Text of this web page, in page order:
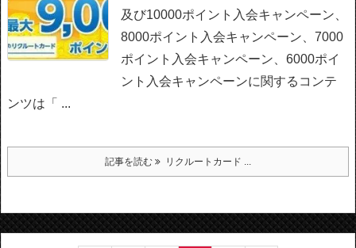
及び10000ポイント入会キャンペーン、
8000ポイント入会キャンペーン、7000
ポイント入会キャンペーン、6000ポイ
ント入会キャンペーンに関するコンテ
ンツは「 ...
記事を読む リクルートカード ...